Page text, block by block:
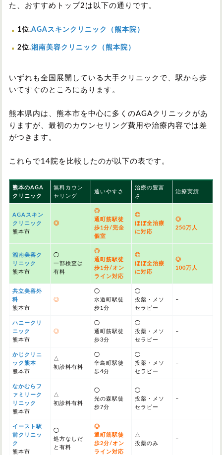
た、おすすめトップ2は以下の通りです。
1位.AGAスキンクリニック（熊本院）
2位.湘南美容クリニック（熊本院）
いずれも全国展開している大手クリニックで、駅から歩
いてすぐのところにあります。
熊本県内は、熊本市を中心に多くのAGAクリニックがあ
りますが、最初のカウンセリング費用や治療内容では差
がつきます。
これらで14院を比較したのが以下の表です。
熊本のAGA
クリニック
無料カウン
セリング
通いやすさ
治療の豊富
さ
治療実績
AGAスキン
クリニック
熊本市
◎
◎
通町筋駅徒
歩1分/完全
個室
◎
ほぼ全治療
に対応
◎
250万人
湘南美容ク
リニック
熊本市
◯
一部検査は
有料
◎
通町筋駅徒
歩1分/オン
ライン対応
◎
ほぼ全治療
に対応
◎
100万人
共立美容外
科
熊本市
◎
◯
水道町駅徒
歩1分
◯
投薬・メソ
セラピー
–
ハニークリ
ニック
熊本市
◎
◯
通町筋駅徒
歩3分
◯
投薬・メソ
セラピー
–
かじクリニ
ック熊本
熊本市
△
初診料有料
◯
辛島町駅徒
歩4分
◯
投薬・メソ
セラピー
–
なかむらフ
ァミリーク
リニック
熊本市
△
初診料有料
◯
光の森駅徒
歩7分
◯
投薬・メソ
セラピー
–
イースト駅
前クリニッ
ク
熊本市
◯
処方なしだ
と有料
◎
通町筋駅徒
歩2分/オン
ライン対応
△
投薬のみ
–